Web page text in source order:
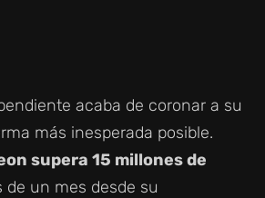
acaba de coronar a su
más inesperada posible.
supera 15 millones de
de un mes desde su